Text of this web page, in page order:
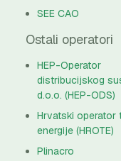
SEE CAO
Ostali operatori
HEP-Operator
distribucijskog
d.o.o. (HEP-ODS)
Hrvatski operator
energije (HROTE)
Plinacro